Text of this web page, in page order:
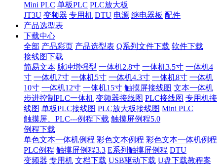
Mini PLC 单板PLC PLC放大板
JT3U 变频器 专用机 DTU 电源 继电器板 配件
产品选型表
下载中心
全部 产品彩页 产品选型表 Q系列文件下载 软件下载
接线图下载
简易文本 脉冲增强型 一体机2.8寸 一体机3.5寸 一体机4
寸 一体机7寸 一体机5寸 一体机4.3寸 一体机8寸 一体机
10寸 一体机12寸 一体机15寸 触摸屏接线图 文本一体机
步进控制PLC一体机 变频器接线图 PLC接线图 专用机接
线图 单板PLC接线图 PLC放大板接线图 Mini PLC
触摸屏、PLC---例程下载 触摸屏例程5.0
例程下载
单色文本一体机例程 彩色文本例程 彩色文本一体机例程
PLC例程 触摸屏例程3.3 E系列触摸屏例程 DTU
变频器 专用机 文档下载 USB驱动下载 U盘下载教程案